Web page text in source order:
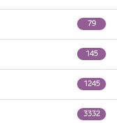
79
145
1245
3332